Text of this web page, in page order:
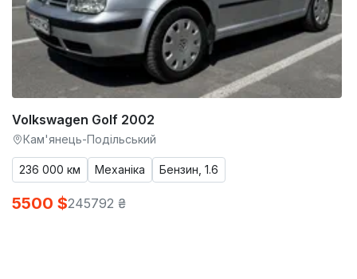
Volkswagen Golf 2002
Кам'янець-Подільський
236 000 км Механіка Бензин, 1.6
5500 $245792 ₴